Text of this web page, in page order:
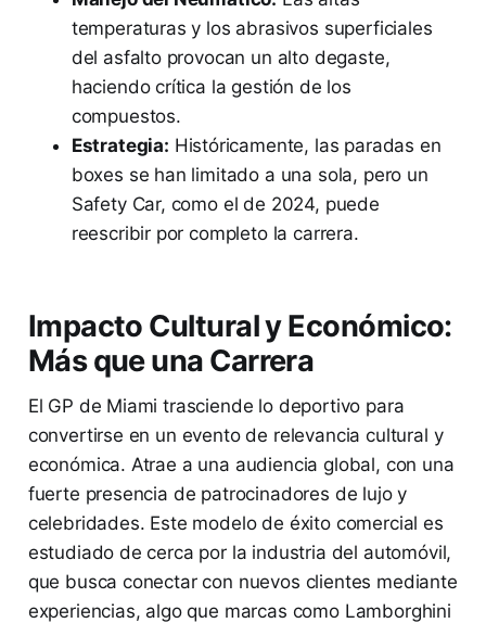
temperaturas y los abrasivos superficiales
del asfalto provocan un alto degaste,
haciendo crítica la gestión de los
compuestos.
Estrategia: Históricamente, las paradas en
boxes se han limitado a una sola, pero un
Safety Car, como el de 2024, puede
reescribir por completo la carrera.
Impacto Cultural y Económico:
Más que una Carrera
El GP de Miami trasciende lo deportivo para
convertirse en un evento de relevancia cultural y
económica. Atrae a una audiencia global, con una
fuerte presencia de patrocinadores de lujo y
celebridades. Este modelo de éxito comercial es
estudiado de cerca por la industria del automóvil,
que busca conectar con nuevos clientes mediante
experiencias, algo que marcas como Lamborghini